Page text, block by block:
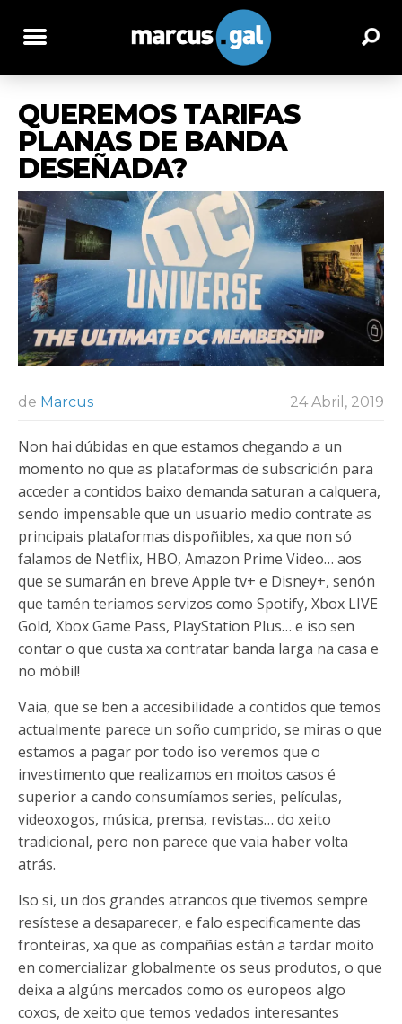
QUEREMOS TARIFAS
PLANAS DE BANDA
DESEÑADA?
de Marcus 24 Abril, 2019
Non hai dúbidas en que estamos chegando a un
momento no que as plataformas de subscrición para
acceder a contidos baixo demanda saturan a calquera,
sendo impensable que un usuario medio contrate as
principais plataformas dispoñibles, xa que non só
falamos de Netflix, HBO, Amazon Prime Video… aos
que se sumarán en breve Apple tv+ e Disney+, senón
que tamén teriamos servizos como Spotify, Xbox LIVE
Gold, Xbox Game Pass, PlayStation Plus… e iso sen
contar o que custa xa contratar banda larga na casa e
no móbil!
Vaia, que se ben a accesibilidade a contidos que temos
actualmente parece un soño cumprido, se miras o que
estamos a pagar por todo iso veremos que o
investimento que realizamos en moitos casos é
superior a cando consumíamos series, películas,
videoxogos, música, prensa, revistas… do xeito
tradicional, pero non parece que vaia haber volta
atrás.
Iso si, un dos grandes atrancos que tivemos sempre
resístese a desaparecer, e falo especificamente das
fronteiras, xa que as compañías están a tardar moito
en comercializar globalmente os seus produtos, o que
deixa a algúns mercados como os europeos algo
coxos, de xeito que temos vedados interesantes